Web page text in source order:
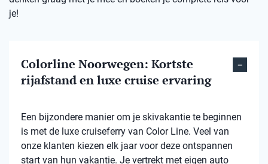
je!
Colorline Noorwegen: Kortste
rijafstand en luxe cruise ervaring
Een bijzondere manier om je skivakantie te beginnen
is met de luxe cruiseferry van Color Line. Veel van
onze klanten kiezen elk jaar voor deze ontspannen
start van hun vakantie. Je vertrekt met eigen auto